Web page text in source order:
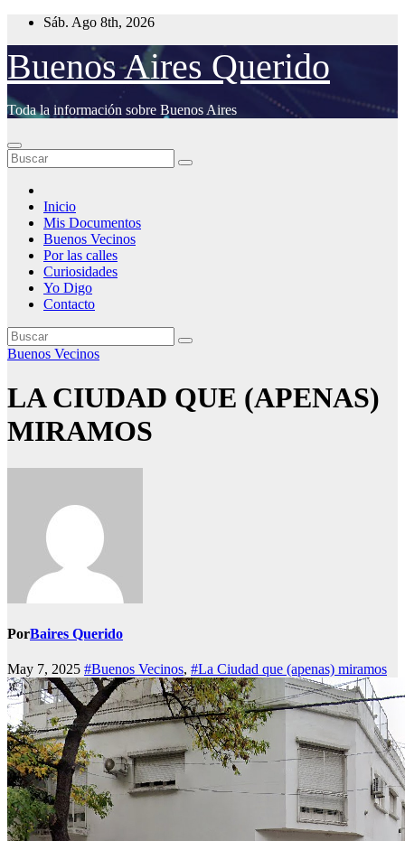
Saltar
contenido
Sáb. Ago 8th, 2026
Buenos Aires Querido
Toda la información sobre Buenos Aires
Inicio
Mis Documentos
Buenos Vecinos
Por las calles
Curiosidades
Yo Digo
Contacto
Buenos Vecinos
LA CIUDAD QUE (APENAS)
MIRAMOS
PorBaires Querido
May 7, 2025 #Buenos Vecinos, #La Ciudad que (apenas) miramos